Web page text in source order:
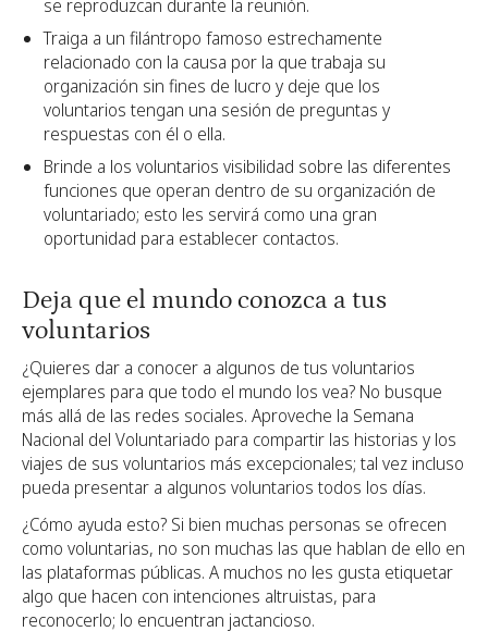
se reproduzcan durante la reunión.
Traiga a un filántropo famoso estrechamente
relacionado con la causa por la que trabaja su
organización sin fines de lucro y deje que los
voluntarios tengan una sesión de preguntas y
respuestas con él o ella.
Brinde a los voluntarios visibilidad sobre las diferentes
funciones que operan dentro de su organización de
voluntariado; esto les servirá como una gran
oportunidad para establecer contactos.
Deja que el mundo conozca a tus
voluntarios
¿Quieres dar a conocer a algunos de tus voluntarios
ejemplares para que todo el mundo los vea? No busque
más allá de las redes sociales. Aproveche la Semana
Nacional del Voluntariado para compartir las historias y los
viajes de sus voluntarios más excepcionales; tal vez incluso
pueda presentar a algunos voluntarios todos los días.
¿Cómo ayuda esto? Si bien muchas personas se ofrecen
como voluntarias, no son muchas las que hablan de ello en
las plataformas públicas. A muchos no les gusta etiquetar
algo que hacen con intenciones altruistas, para
reconocerlo; lo encuentran jactancioso.